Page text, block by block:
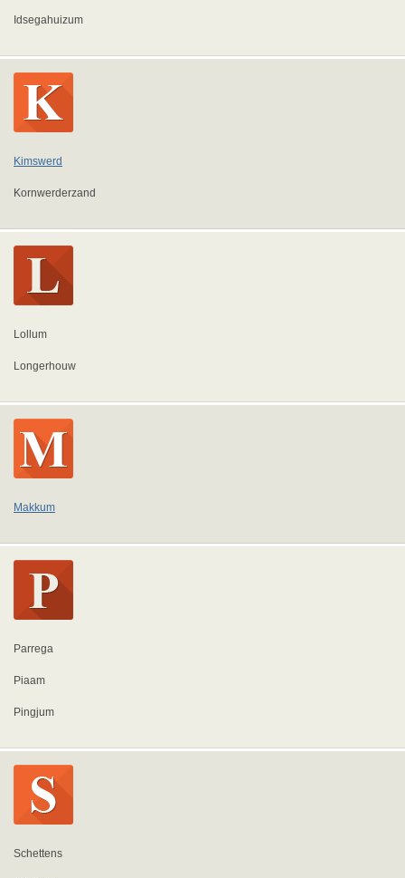
Idsegahuizum
Kimswerd
Kornwerderzand
Lollum
Longerhouw
Makkum
Parrega
Piaam
Pingjum
Schettens